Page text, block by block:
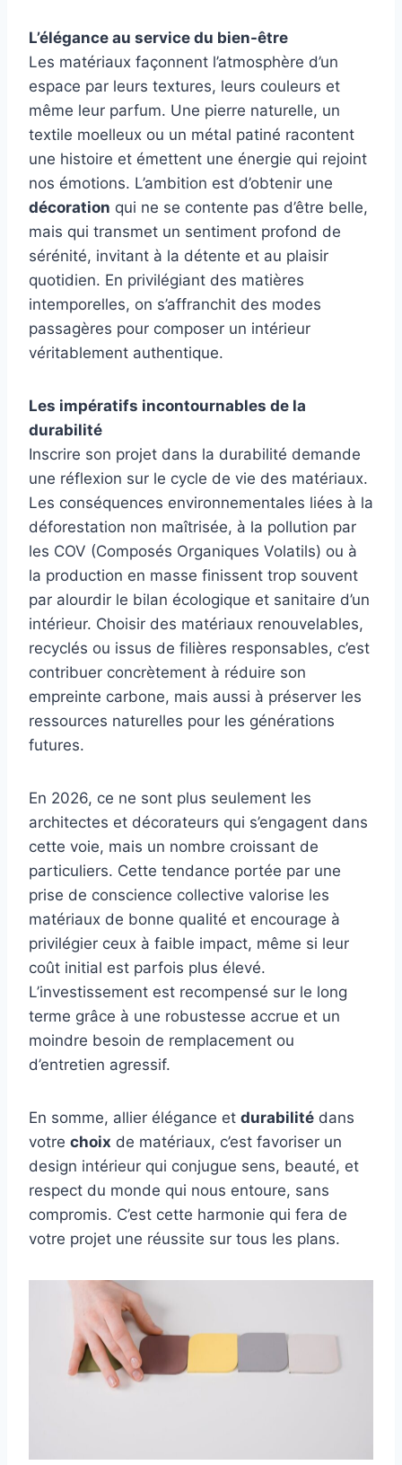
L’élégance au service du bien-être
Les matériaux façonnent l’atmosphère d’un
espace par leurs textures, leurs couleurs et
même leur parfum. Une pierre naturelle, un
textile moelleux ou un métal patiné racontent
une histoire et émettent une énergie qui rejoint
nos émotions. L’ambition est d’obtenir une
décoration qui ne se contente pas d’être belle,
mais qui transmet un sentiment profond de
sérénité, invitant à la détente et au plaisir
quotidien. En privilégiant des matières
intemporelles, on s’affranchit des modes
passagères pour composer un intérieur
véritablement authentique.
Les impératifs incontournables de la
durabilité
Inscrire son projet dans la durabilité demande
une réflexion sur le cycle de vie des matériaux.
Les conséquences environnementales liées à la
déforestation non maîtrisée, à la pollution par
les COV (Composés Organiques Volatils) ou à
la production en masse finissent trop souvent
par alourdir le bilan écologique et sanitaire d’un
intérieur. Choisir des matériaux renouvelables,
recyclés ou issus de filières responsables, c’est
contribuer concrètement à réduire son
empreinte carbone, mais aussi à préserver les
ressources naturelles pour les générations
futures.
En 2026, ce ne sont plus seulement les
architectes et décorateurs qui s’engagent dans
cette voie, mais un nombre croissant de
particuliers. Cette tendance portée par une
prise de conscience collective valorise les
matériaux de bonne qualité et encourage à
privilégier ceux à faible impact, même si leur
coût initial est parfois plus élevé.
L’investissement est recompensé sur le long
terme grâce à une robustesse accrue et un
moindre besoin de remplacement ou
d’entretien agressif.
En somme, allier élégance et durabilité dans
votre choix de matériaux, c’est favoriser un
design intérieur qui conjugue sens, beauté, et
respect du monde qui nous entoure, sans
compromis. C’est cette harmonie qui fera de
votre projet une réussite sur tous les plans.